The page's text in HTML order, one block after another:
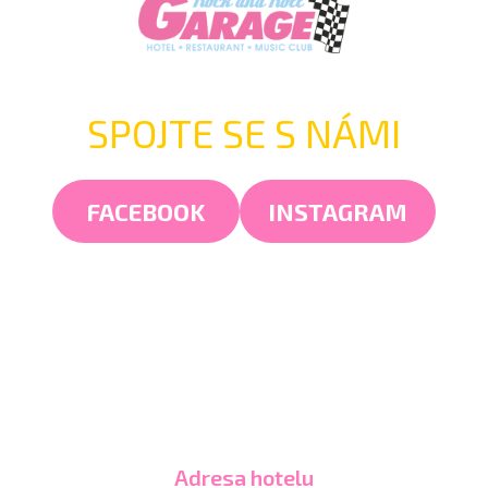
SPOJTE SE S NÁMI
FACEBOOK INSTAGRAM
Adresa hotelu